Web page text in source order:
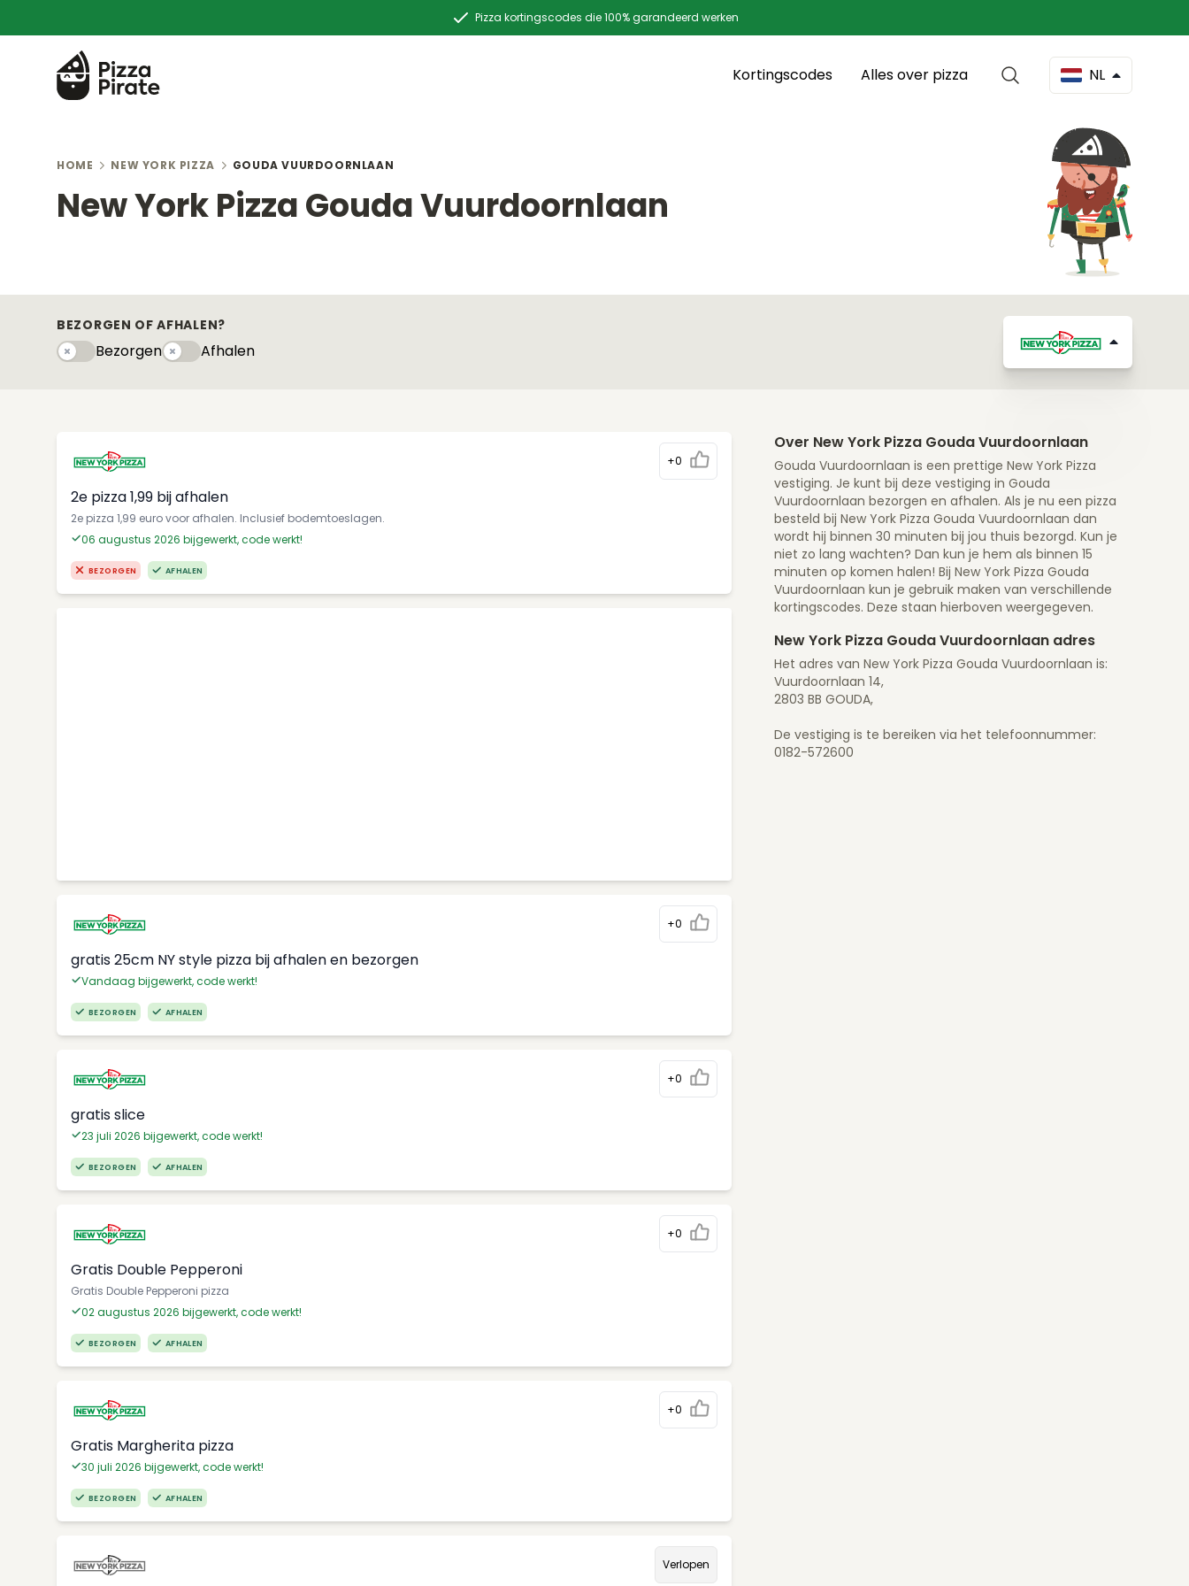
Pizza kortingscodes die 100% garandeerd werken
Kortingscodes Alles over pizza NL
HOME NEW YORK PIZZA GOUDA VUURDOORNLAAN
New York Pizza Gouda Vuurdoornlaan
BEZORGEN OF AFHALEN?
BezorgenBezorgenAfhalenyAfhalen
+0
2e pizza 1,99 bij afhalen
2e pizza 1,99 euro voor afhalen. Inclusief bodemtoeslagen.
06 augustus 2026 bijgewerkt, code werkt!
BEZORGEN AFHALEN
+0
gratis 25cm NY style pizza bij afhalen en bezorgen
Vandaag bijgewerkt, code werkt!
BEZORGEN AFHALEN
+0
gratis slice
23 juli 2026 bijgewerkt, code werkt!
BEZORGEN AFHALEN
+0
Gratis Double Pepperoni
Gratis Double Pepperoni pizza
02 augustus 2026 bijgewerkt, code werkt!
BEZORGEN AFHALEN
+0
Gratis Margherita pizza
30 juli 2026 bijgewerkt, code werkt!
BEZORGEN AFHALEN
Verlopen
Over New York Pizza Gouda Vuurdoornlaan
Gouda Vuurdoornlaan is een prettige New York Pizza
vestiging. Je kunt bij deze vestiging in Gouda
Vuurdoornlaan bezorgen en afhalen. Als je nu een pizza
besteld bij New York Pizza Gouda Vuurdoornlaan dan
wordt hij binnen 30 minuten bij jou thuis bezorgd. Kun je
niet zo lang wachten? Dan kun je hem als binnen 15
minuten op komen halen! Bij New York Pizza Gouda
Vuurdoornlaan kun je gebruik maken van verschillende
kortingscodes. Deze staan hierboven weergegeven.
New York Pizza Gouda Vuurdoornlaan adres
Het adres van New York Pizza Gouda Vuurdoornlaan is:
Vuurdoornlaan 14,
2803 BB GOUDA,
De vestiging is te bereiken via het telefoonnummer:
0182-572600